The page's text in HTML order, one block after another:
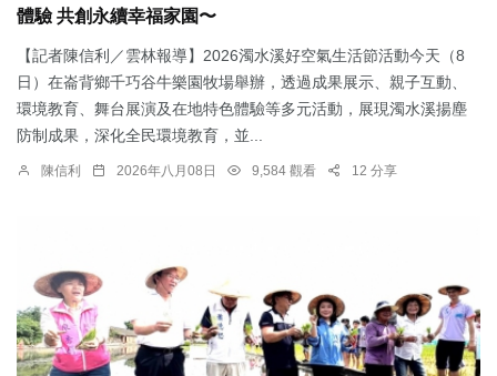
體驗 共創永續幸福家園〜
【記者陳信利／雲林報導】2026濁水溪好空氣生活節活動今天（8
日）在崙背鄉千巧谷牛樂園牧場舉辦，透過成果展示、親子互動、
環境教育、舞台展演及在地特色體驗等多元活動，展現濁水溪揚塵
防制成果，深化全民環境教育，並...
陳信利 2026年八月08日 9,584 觀看 12 分享